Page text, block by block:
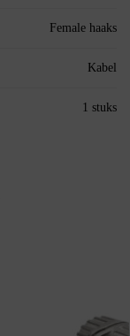
Female haaks
Kabel
1 stuks